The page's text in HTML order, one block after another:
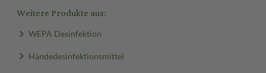
Weitere Produkte aus:
WEPA Desinfektion
Händedesinfektionsmittel